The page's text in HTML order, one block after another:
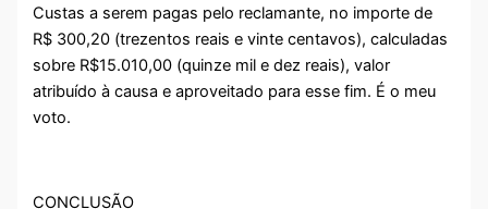
Custas a serem pagas pelo reclamante, no importe de
R$ 300,20 (trezentos reais e vinte centavos), calculadas
sobre R$15.010,00 (quinze mil e dez reais), valor
atribuído à causa e aproveitado para esse fim. É o meu
voto.
CONCLUSÃO